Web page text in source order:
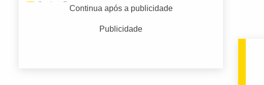
Carlos Prates(1)
Continua após a publicidade
Publicidade